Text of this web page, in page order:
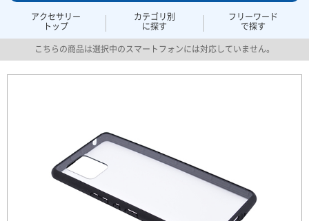
アクセサリー
トップ
カテゴリ別
に探す
フリーワード
で探す
こちらの商品は選択中のスマートフォンには対応していません。